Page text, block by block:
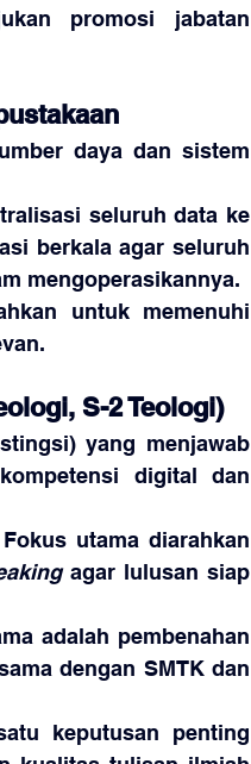
promosi jabatan
daya dan sistem
seluruh data ke
berkala agar seluruh
mengoperasikannya.
untuk memenuhi
S-2 Teologi)
yang menjawab
digital dan
utama diarahkan
agar lulusan siap
adalah pembenahan
dengan SMTK dan
keputusan penting